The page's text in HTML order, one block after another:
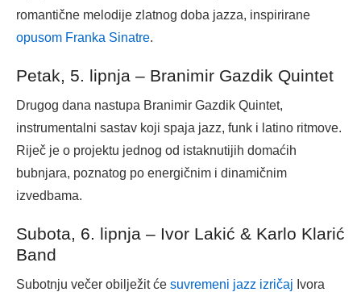
romantične melodije zlatnog doba jazza, inspirirane
opusom Franka Sinatre.
Petak, 5. lipnja – Branimir Gazdik Quintet
Drugog dana nastupa Branimir Gazdik Quintet,
instrumentalni sastav koji spaja jazz, funk i latino ritmove.
Riječ je o projektu jednog od istaknutijih domaćih
bubnjara, poznatog po energičnim i dinamičnim
izvedbama.
Subota, 6. lipnja – Ivor Lakić & Karlo Klarić
Band
Subotnju večer obilježit će suvremeni jazz izričaj Ivora